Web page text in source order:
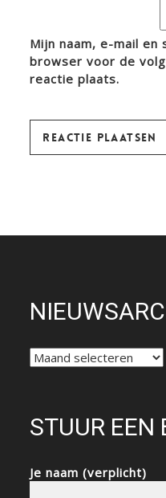
Mijn naam, e-mail en
browser voor de
reactie plaats.
NIEUWSARCHIEF
STUUR EEN
Je naam (verplicht)